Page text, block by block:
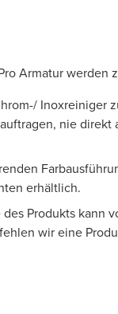
Armatur werden
Inoxreiniger
nie direkt
erhältlich.
Produkts kann
wir eine